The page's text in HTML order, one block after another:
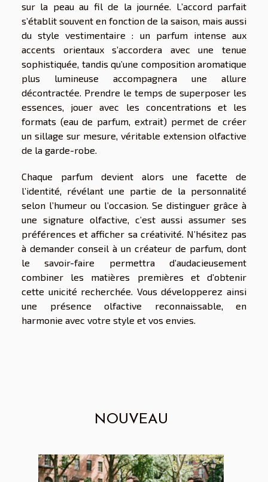
sur la peau au fil de la journée. L’accord parfait
s’établit souvent en fonction de la saison, mais aussi
du style vestimentaire : un parfum intense aux
accents orientaux s’accordera avec une tenue
sophistiquée, tandis qu’une composition aromatique
plus lumineuse accompagnera une allure
décontractée. Prendre le temps de superposer les
essences, jouer avec les concentrations et les
formats (eau de parfum, extrait) permet de créer
un sillage sur mesure, véritable extension olfactive
de la garde-robe.
Chaque parfum devient alors une facette de
l’identité, révélant une partie de la personnalité
selon l’humeur ou l’occasion. Se distinguer grâce à
une signature olfactive, c’est aussi assumer ses
préférences et afficher sa créativité. N’hésitez pas
à demander conseil à un créateur de parfum, dont
le savoir-faire permettra d’audacieusement
combiner les matières premières et d’obtenir
cette unicité recherchée. Vous développerez ainsi
une présence olfactive reconnaissable, en
harmonie avec votre style et vos envies.
NOUVEAU